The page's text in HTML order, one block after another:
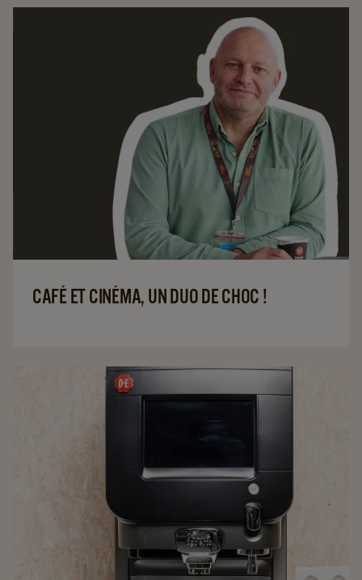
de voor- en nadelen van de koffiefilter in een
CAFÉ ET CINÉMA, UN DUO DE CHOC !